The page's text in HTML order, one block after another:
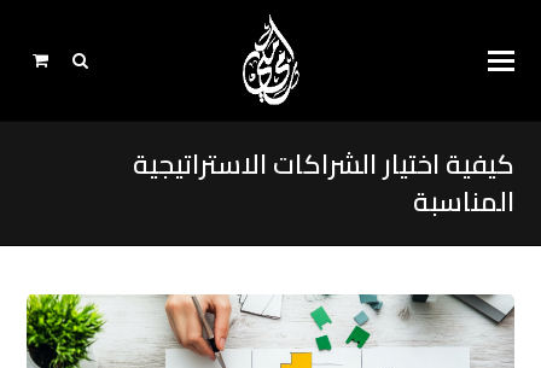
كيفية اختيار الشراكات الاستراتيجية
المناسبة